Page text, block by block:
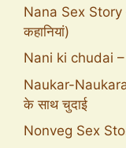
Nana Sex Story –
कहानियां)
Nani ki chudai
Naukar-
के साथ चुदाई
Nonveg Sex